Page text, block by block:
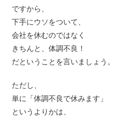
ですから、
下手にウソをついて、
会社を休むのではなく
きちんと、体調不良！
だということを言いましょう。
ただし、
単に「体調不良で休みます」
というよりかは、